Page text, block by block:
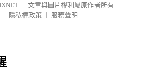
文章與圖片權利屬原作者所有
隱私權政策
服務聲明